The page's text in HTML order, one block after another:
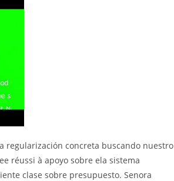
regularización concreta buscando nuestro
réussi à apoyo sobre ela sistema
clase sobre presupuesto. Senora